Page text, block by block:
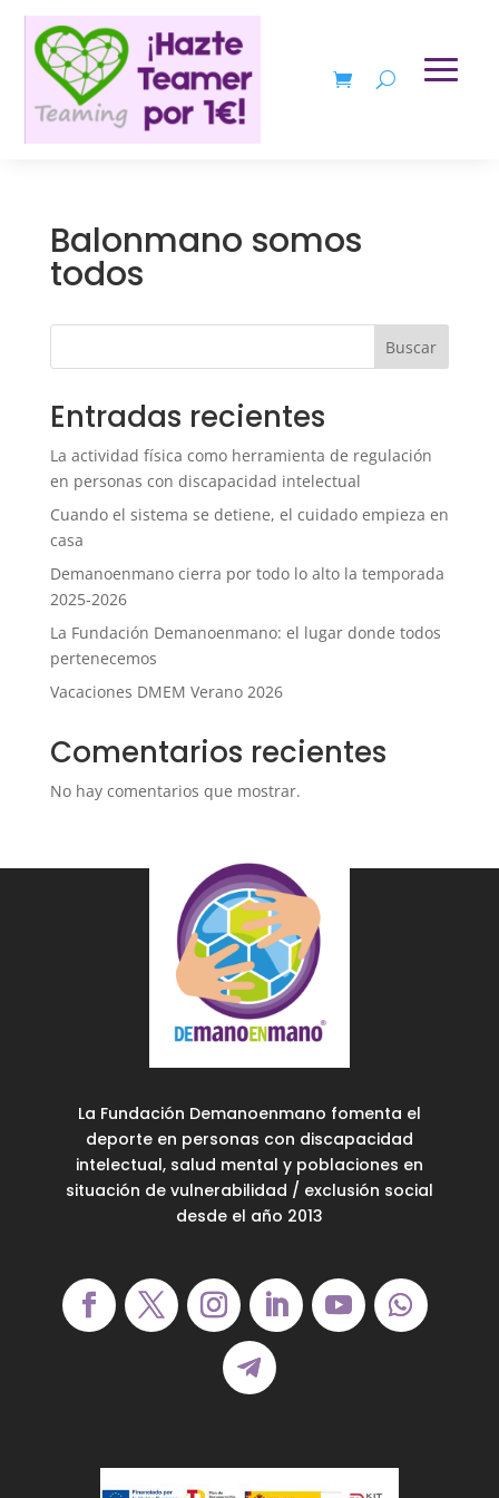
Balonmano somos
todos
Buscar
Entradas recientes
La actividad física como herramienta de regulación
en personas con discapacidad intelectual
Cuando el sistema se detiene, el cuidado empieza en
casa
Demanoenmano cierra por todo lo alto la temporada
2025-2026
La Fundación Demanoenmano: el lugar donde todos
pertenecemos
Vacaciones DMEM Verano 2026
Comentarios recientes
No hay comentarios que mostrar.
La Fundación Demanoenmano fomenta el
deporte en personas con discapacidad
intelectual, salud mental y poblaciones en
situación de vulnerabilidad / exclusión social
desde el año 2013